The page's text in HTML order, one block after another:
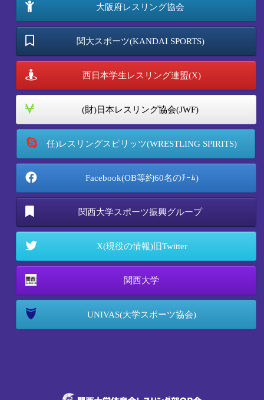
大阪府レスリング協会
関大スポーツ(KANDAI SPORTS)
西日本学生レスリング連盟(X)
(財)日本レスリング協会(JWF)
任)レスリングスピリッツ(WRESTLING SPIRITS)
Facebook(OB等約60名のﾁｰﾑ)
関西大学スポーツ振興グループ
X(現役の情報)旧Twitter
関西大学
UNIVAS(大学スポーツ協会)